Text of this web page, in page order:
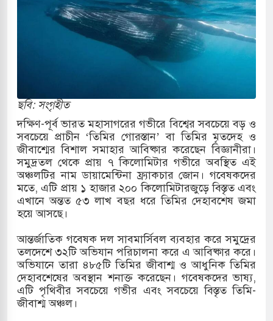
মুক্তির দাবিতে পাকিস্তানজুড়ে পিটিআইয়ের আজ
কোরিয়ার ক্ষেপণাস্ত্র ইউনিট মোতায়েন করা হয়েছে:
স্মৃতি জাদুঘরের উদ্বোধন প্রধানমন্ত্রীর
ইয়েমেন উপকূলে হামলার শিকার ভারতীয় জাহাজ
পর্যালোচনায় পোশাক রপ্তানিতে দ্বিতীয় স্থানে বাংলাদেশ
জুলাই গণঅভ্যুত্থান দিবস
একমাত্র আসামি অবসরপ্রাপ্ত সেনাসদস্য জামিনে
কেন্দ্রের ইউনিট-১ এ আবারও বিদ্যুৎ উৎপাদন
ছবি: সংগৃহীত
দক্ষিণ-পূর্ব ভারত মহাসাগরের গভীরে বিশ্বের সবচেয়ে বড় ও
সবচেয়ে প্রাচীন ‘তিমির গোরস্তান’ বা তিমির মৃতদেহ ও
জীবাশ্মের বিশাল সমাহার আবিষ্কার করেছেন বিজ্ঞানীরা।
সমুদ্রতল থেকে প্রায় ৭ কিলোমিটার গভীরে অবস্থিত এই
অঞ্চলটির নাম ডায়ামেন্টিনা ফ্র্যাকচার জোন। গবেষকদের
মতে, এটি প্রায় ১ হাজার ২০০ কিলোমিটারজুড়ে বিস্তৃত এবং
এখানে অন্তত ৫৩ লাখ বছর ধরে তিমির দেহাবশেষ জমা
হয়ে আসছে।
আন্তর্জাতিক গবেষক দল সাবমার্সিবল ব্যবহার করে সমুদ্রের
তলদেশে ৩২টি অভিযান পরিচালনা করে এ আবিষ্কার করে।
অভিযানে তারা ৪৮৫টি তিমির জীবাশ্ম ও আধুনিক তিমির
দেহাবশেষের অবস্থান শনাক্ত করেছেন। গবেষকদের ভাষ্য,
এটি পৃথিবীর সবচেয়ে গভীর এবং সবচেয়ে বিস্তৃত তিমি-
জীবাশ্ম অঞ্চল।